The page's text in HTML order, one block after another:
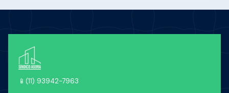
📱 (11) 93942-7963